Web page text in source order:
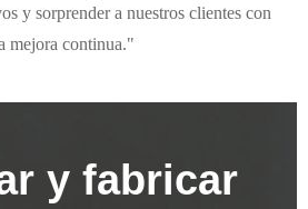
y sorprender a nuestros clientes con
mejora continua."
y fabricar